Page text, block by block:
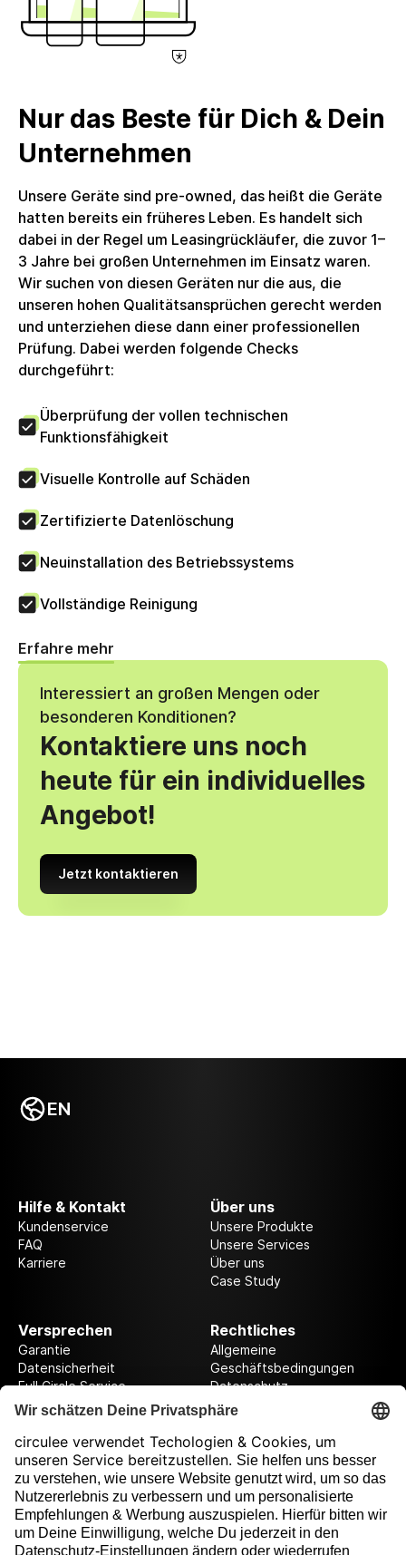
Universelle Audio-Buchse, microSD-Kartenleser,
Betriebssystem: Windows 11 Pro, Gewicht: 1220 g,
EAN: 9190877891243, Herstellerartikelnummer:
Zubehör enthalten. Das Produkt wird in einer
nachhaltigen Alternativverpackung
geliefert.Umsatzsteuer: Die Rechnung wird mit voller
Unternehmenskunden zum Vorsteuerabzug
berechtigt. Die circulee GmbH nutzt keine
Differenzbesteuerung.
Nur das Beste für Dich & Dein
Unternehmen
Unsere Geräte sind pre-owned, das heißt die Geräte
hatten bereits ein früheres Leben. Es handelt sich
dabei in der Regel um Leasingrückläufer, die zuvor 1–
3 Jahre bei großen Unternehmen im Einsatz waren.
Wir suchen von diesen Geräten nur die aus, die
unseren hohen Qualitätsansprüchen gerecht werden
und unterziehen diese dann einer professionellen
Prüfung. Dabei werden folgende Checks
durchgeführt:
Überprüfung der vollen technischen
Funktionsfähigkeit
Visuelle Kontrolle auf Schäden
Zertifizierte Datenlöschung
Neuinstallation des Betriebssystems
Vollständige Reinigung
Erfahre mehr
Interessiert an großen Mengen oder
besonderen Konditionen?
Kontaktiere uns noch
heute für ein individuelles
Angebot!
Jetzt kontaktieren
EN
Hilfe & Kontakt
Kundenservice
FAQ
Karriere
Über uns
Unsere Produkte
Unsere Services
Über uns
Case Study
Versprechen
Garantie
Datensicherheit
Full Circle Service
Rechtliches
Allgemeine
Geschäftsbedingungen
Datenschutz
Datenschutzeinstellungen
Folge uns auf unserer Reise!